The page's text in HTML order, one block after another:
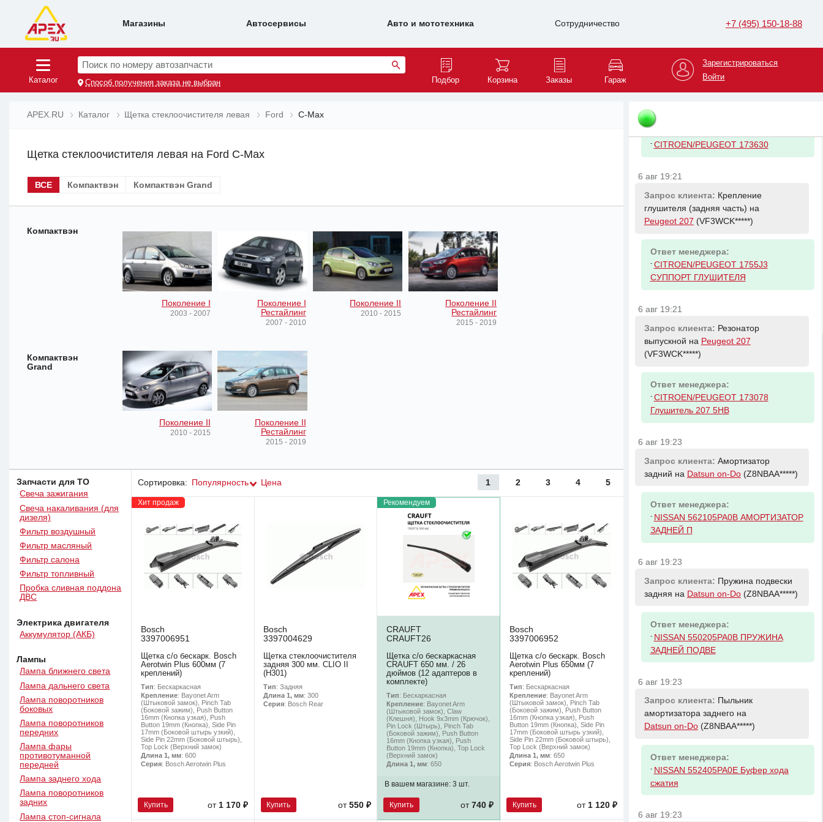
Магазины Автосервисы Авто и мототехника Сотрудничество +7 (495) 150-18-88
Каталог
Поиск по номеру автозапчасти
Способ получения заказа не выбран Подбор Корзина Заказы Гараж
Зарегистрироваться
Войти
APEX.RU Каталог Щетка стеклоочистителя левая Ford C-Max
Щетка стеклоочистителя левая на Ford C-Max
ВСЕ Компактвэн Компактвэн Grand
Компактвэн
Поколение I
2003 - 2007
Поколение I
Рестайлинг
2007 - 2010
Поколение II
2010 - 2015
Поколение II
Рестайлинг
2015 - 2019
Компактвэн
Grand
Поколение II
2010 - 2015
Поколение II
Рестайлинг
2015 - 2019
Запчасти для ТО
Свеча зажигания
Свеча накаливания (для
дизеля)
Фильтр воздушный
Фильтр масляный
Фильтр салона
Фильтр топливный
Пробка сливная поддона
ДВС
Электрика двигателя
Аккумулятор (АКБ)
Лампы
Лампа ближнего света
Лампа дальнего света
Лампа поворотников
боковых
Лампа поворотников
передних
Лампа фары
противотуманной
передней
Лампа заднего хода
Лампа поворотников
задних
Лампа стоп-сигнала
Сортировка: Популярность Цена 1 2 3 4 5
Хит продаж
Bosch
3397006951
Щетка с/о бескарк. Bosch
Aerotwin Plus 600мм (7
креплений)
Тип: Бескаркасная
Крепление: Bayonet Arm
(Штыковой замок), Pinch Tab
(Боковой зажим), Push Button
16mm (Кнопка узкая), Push
Button 19mm (Кнопка), Side Pin
17mm (Боковой штырь узкий),
Side Pin 22mm (Боковой штырь),
Top Lock (Верхний замок)
Длина 1, мм: 600
Серия: Bosch Aerotwin Plus
Купить от1 170 ₽
Bosch
3397004629
Щетка стеклоочистителя
задняя 300 мм. CLIO II
(H301)
Тип: Задняя
Длина 1, мм: 300
Серия: Bosch Rear
Купить от 550 ₽
Рекомендуем
CRAUFT
CRAUFT26
Щетка с/о бескаркасная
CRAUFT 650 мм. / 26
дюймов (12 адаптеров в
комплекте)
Тип: Бескаркасная
Крепление: Bayonet Arm
(Штыковой замок), Claw
(Клешня), Hook 9x3mm (Крючок),
Pin Lock (Штырь), Pinch Tab
(Боковой зажим), Push Button
16mm (Кнопка узкая), Push
Button 19mm (Кнопка), Top Lock
(Верхний замок)
Длина 1, мм: 650
В вашем магазине:3 шт.
Купить от740 ₽
Bosch
3397006952
Щетка с/о бескарк. Bosch
Aerotwin Plus 650мм (7
креплений)
Тип: Бескаркасная
Крепление: Bayonet Arm
(Штыковой замок), Pinch Tab
(Боковой зажим), Push Button
16mm (Кнопка узкая), Push
Button 19mm (Кнопка), Side Pin
17mm (Боковой штырь узкий),
Side Pin 22mm (Боковой штырь),
Top Lock (Верхний замок)
Длина 1, мм: 650
Серия: Bosch Aerotwin Plus
Купить от 1 120 ₽
VAG 059103469DA Крышка ГБЦ
6 авг 19:21
Запрос клиента:Хомут крепления
- CITROEN/PEUGEOT 173630
6 авг 19:21
Запрос клиента: Крепление
глушителя (задняя часть) на
Peugeot 207 (VF3WCK*****)
Ответ менеджера:
- CITROEN/PEUGEOT 1755J3
СУППОРТ ГЛУШИТЕЛЯ
6 авг 19:21
Запрос клиента: Резонатор
выпускной на Peugeot 207
(VF3WCK*****)
Ответ менеджера:
- CITROEN/PEUGEOT 173078
Глушитель 207 5HB
6 авг 19:23
Запрос клиента: Амортизатор
задний на Datsun on-Do(Z8NBAA*****)
Ответ менеджера:
- NISSAN 562105PA0B АМОРТИЗАТОР
ЗАДНЕЙ П
6 авг 19:23
Запрос клиента: Пружина подвески
задняя на Datsun on-Do(Z8NBAA*****)
Ответ менеджера:
- NISSAN 550205PA0B ПРУЖИНА
ЗАДНЕЙ ПОДВЕ
6 авг 19:23
Запрос клиента: Пыльник
амортизатора заднего на
Datsun on-Do(Z8NBAA*****)
Ответ менеджера:
- NISSAN 552405PA0E Буфер хода
сжатия
6 авг 19:23